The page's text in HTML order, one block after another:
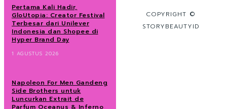
Pertama Kali Hadir,
GloUtopia: Creator Festival
Terbesar dari Unilever
Indonesia dan Shopee di
Hyper Brand Day
1 AGUSTUS 2026
Napoleon For Men Gandeng
Side Brothers untuk
Luncurkan Extrait de
Parfum Oceanus & Inferno
COPYRIGHT ©
STORYBEAUTYID